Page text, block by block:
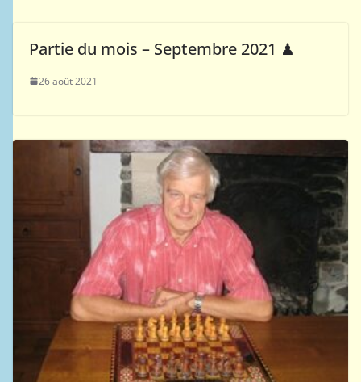
Partie du mois – Septembre 2021 ♟
26 août 2021